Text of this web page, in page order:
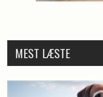
MEST LÆSTE